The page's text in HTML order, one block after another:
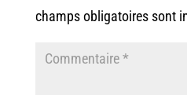
champs obligatoires sont